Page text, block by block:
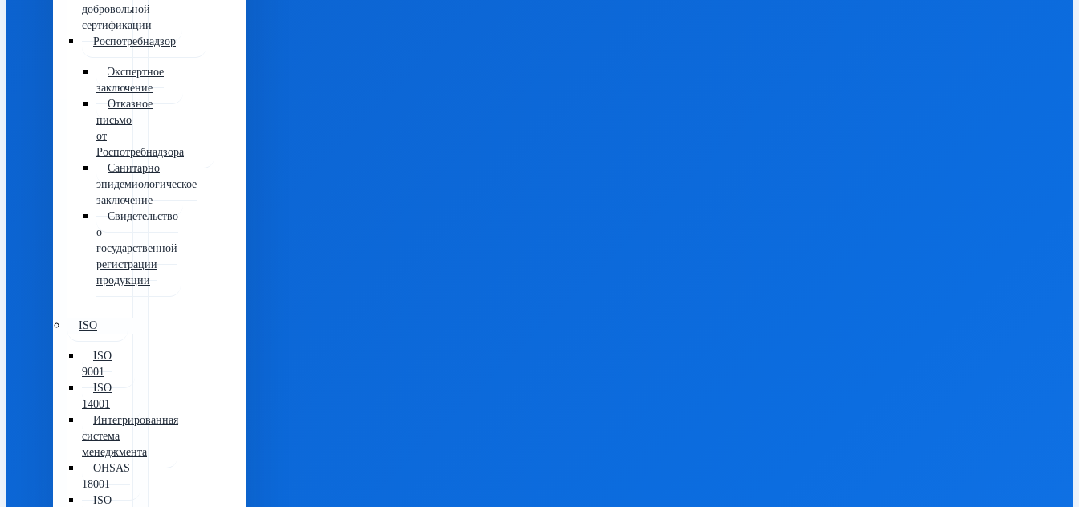
добровольной
сертификации
Роспотребнадзор
Экспертное
заключение
Отказное
письмо
от
Роспотребнадзора
Санитарно
эпидемиологическое
заключение
Свидетельство
о
государственной
регистрации
продукции
ISO
ISO
9001
ISO
14001
Интегрированная
система
менеджмента
OHSAS
18001
ISO